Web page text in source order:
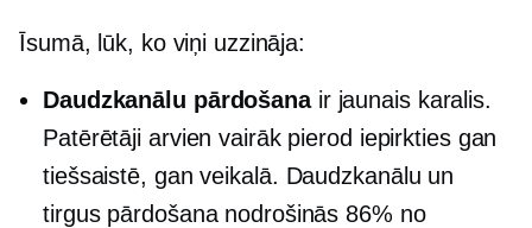
Īsumā, lūk, ko viņi uzzināja:
Daudzkanālu pārdošanair jaunais karalis.
Patērētāji arvien vairāk pierod iepirkties gan
tiešsaistē, ganveikalā. Daudzkanālu un
tirgus pārdošana nodrošinās 86% no